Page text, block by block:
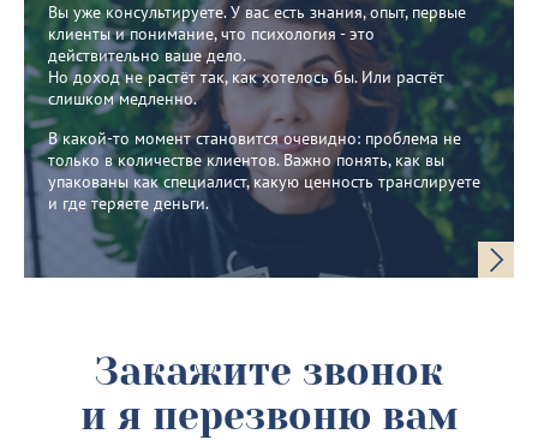
Вы уже консультируете. У вас есть знания, опыт, первые
клиенты и понимание, что психология - это
действительно ваше дело.
Но доход не растёт так, как хотелось бы. Или растёт
слишком медленно.
В какой-то момент становится очевидно: проблема не
только в количестве клиентов. Важно понять, как вы
упакованы как специалист, какую ценность транслируете
и где теряете деньги.
Закажите звонок
и я перезвоню вам